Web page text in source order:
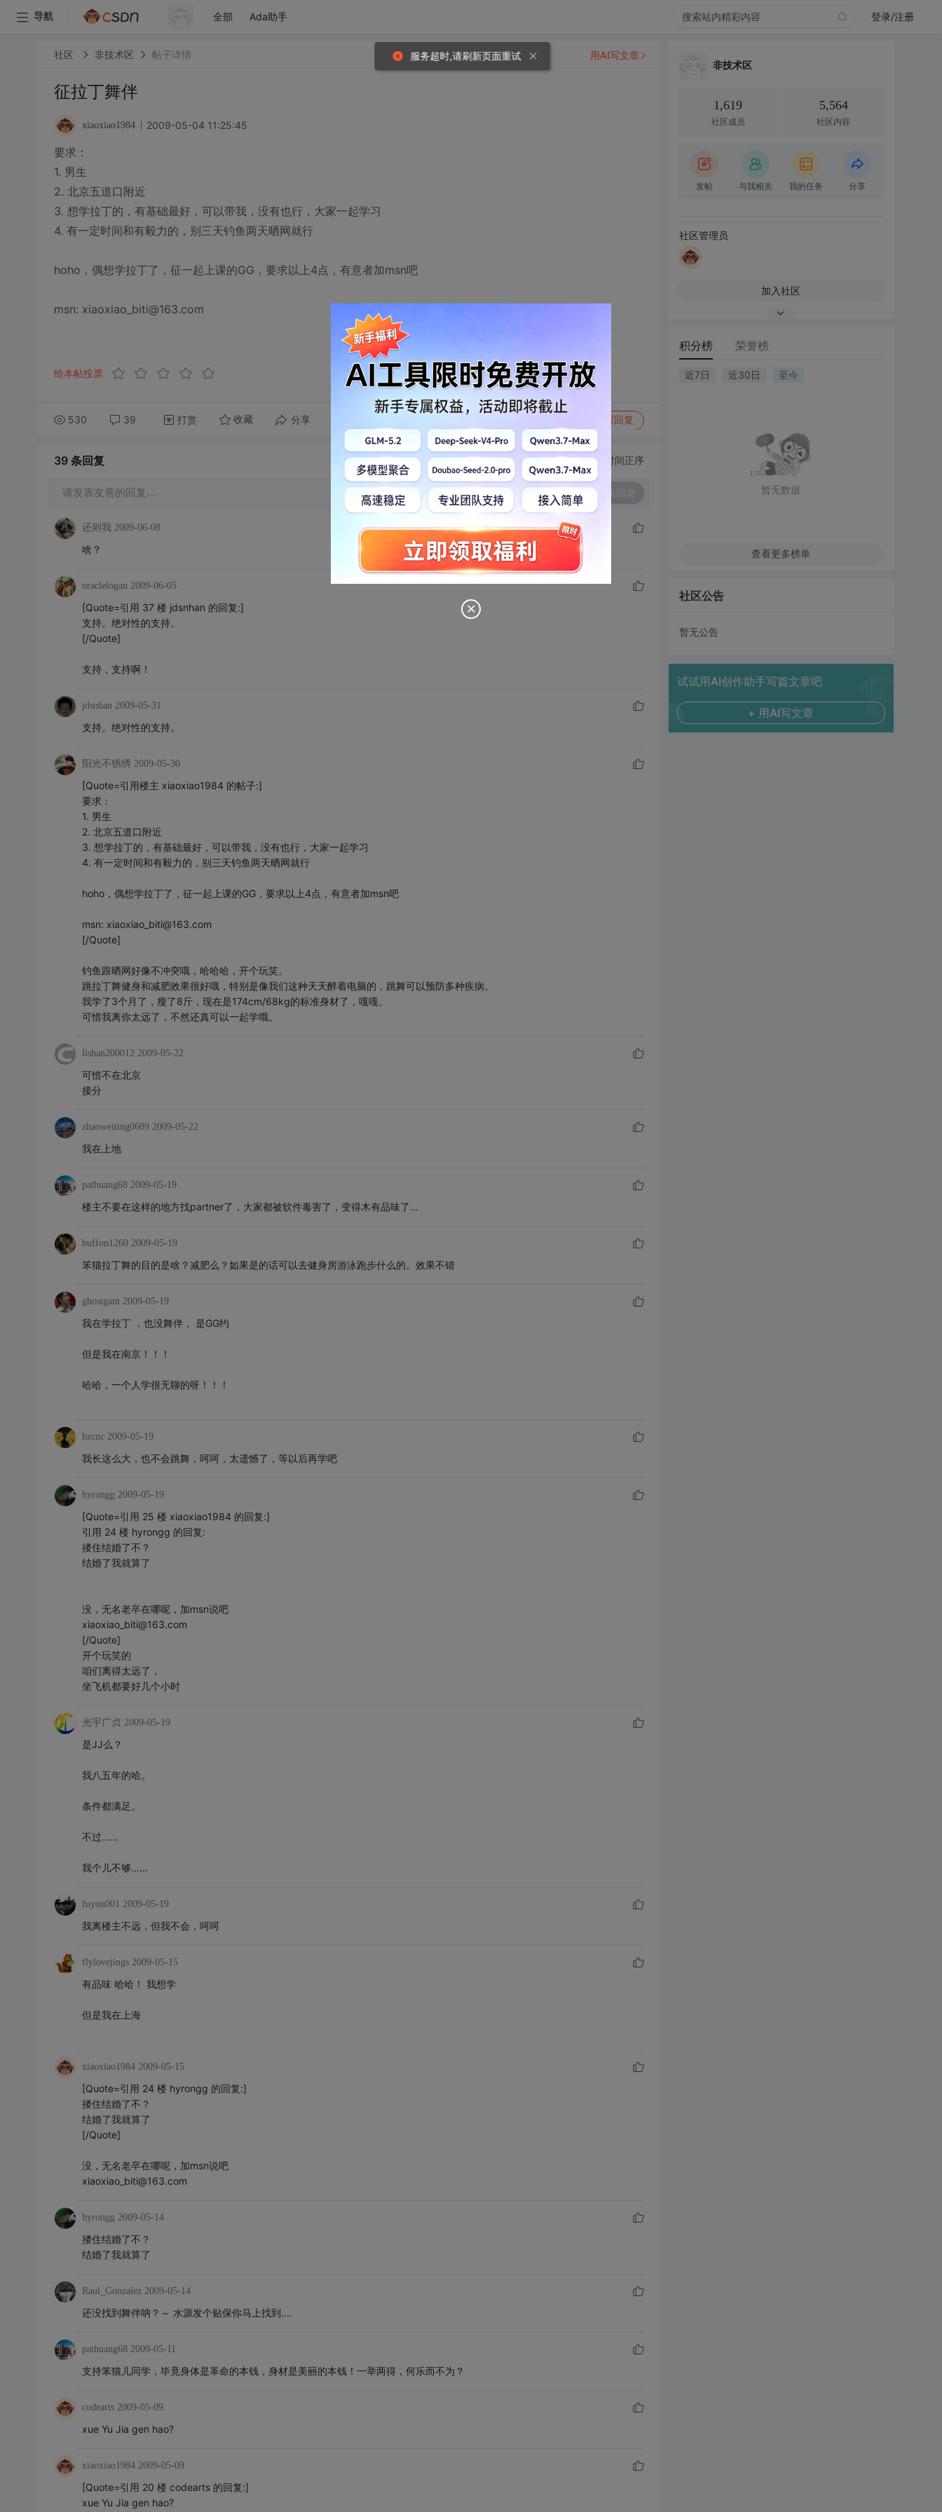
导航 全部 Ada助手 登录/注册
社区 非技术区 帖子详情
征拉丁舞伴
xiaoxiao1984 2009-05-04 11:25:45
要求：
1. 男生
2. 北京五道口附近
3. 想学拉丁的，有基础最好，可以带我，没有也行，大家一起学习
4. 有一定时间和有毅力的，别三天钓鱼两天晒网就行
hoho，偶想学拉丁了，征一起上课的GG，要求以上4点，有意者加msn吧
msn: xiaoxiao_biti@163.com
给本帖投票
530 39 打赏 收藏 分享 写回复
用AI写文章
39 条回复 切换为时间正序
请发表友善的回复… 发表回复
还则我 2009-06-08
啥？
oraclelogan 2009-06-05
[Quote=引用 37 楼 jdsnhan 的回复:]
支持。绝对性的支持。
[/Quote]
支持，支持啊！
jdsnhan 2009-05-31
支持。绝对性的支持。
阳光不锈绣 2009-05-30
[Quote=引用楼主 xiaoxiao1984 的帖子:]
要求：
1. 男生
2. 北京五道口附近
3. 想学拉丁的，有基础最好，可以带我，没有也行，大家一起学习
4. 有一定时间和有毅力的，别三天钓鱼两天晒网就行
hoho，偶想学拉丁了，征一起上课的GG，要求以上4点，有意者加msn吧
msn: xiaoxiao_biti@163.com
[/Quote]
钓鱼跟晒网好像不冲突哦，哈哈哈，开个玩笑。
跳拉丁舞健身和减肥效果很好哦，特别是像我们这种天天醉着电脑的，跳舞可以预防多种疾病。
我学了3个月了，瘦了8斤，现在是174cm/68kg的标准身材了，嘎嘎。
可惜我离你太远了，不然还真可以一起学哦。
lishan200012 2009-05-22
可惜不在北京
接分
zhaoweiting0609 2009-05-22
我在上地
pathuang68 2009-05-19
楼主不要在这样的地方找partner了，大家都被软件毒害了，变得木有品味了...
buffon1260 2009-05-19
笨猫拉丁舞的目的是啥？减肥么？如果是的话可以去健身房游泳跑步什么的。效果不错
ghostgant 2009-05-19
我在学拉丁 ，也没舞伴， 是GG约
但是我在南京！！！
哈哈，一个人学很无聊的呀！！！
bzcnc 2009-05-19
我长这么大，也不会跳舞，呵呵，太遗憾了，等以后再学吧
hyrongg 2009-05-19
[Quote=引用 25 楼 xiaoxiao1984 的回复:]
引用 24 楼 hyrongg 的回复:
搂住结婚了不？
结婚了我就算了
没，无名老卒在哪呢，加msn说吧
xiaoxiao_biti@163.com
[/Quote]
开个玩笑的
咱们离得太远了，
坐飞机都要好几个小时
光宇广贞 2009-05-19
是JJ么？
我八五年的哈。
条件都满足。
不过……
我个儿不够……
fuyou001 2009-05-19
我离楼主不远，但我不会，呵呵
flylovejings 2009-05-15
有品味 哈哈！ 我想学
但是我在上海
xiaoxiao1984 2009-05-15
[Quote=引用 24 楼 hyrongg 的回复:]
搂住结婚了不？
结婚了我就算了
[/Quote]
没，无名老卒在哪呢，加msn说吧
xiaoxiao_biti@163.com
hyrongg 2009-05-14
搂住结婚了不？
结婚了我就算了
Raul_Gonzalez 2009-05-14
还没找到舞伴呐？～ 水源发个贴保你马上找到....
pathuang68 2009-05-11
支持笨猫儿同学，毕竟身体是革命的本钱，身材是美丽的本钱！一举两得，何乐而不为？
codearts 2009-05-09
xue Yu Jia gen hao?
xiaoxiao1984 2009-05-09
[Quote=引用 20 楼 codearts 的回复:]
xue Yu Jia gen hao?
非技术区
1,619
社区成员
5,564
社区内容
发帖 与我相关 我的任务 分享
社区管理员
加入社区
积分榜 荣誉榜
近7日 近30日 至今
暂无数据
查看更多榜单
社区公告
暂无公告
试试用AI创作助手写篇文章吧
+ 用AI写文章